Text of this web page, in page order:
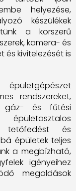
helyezése,
készülékek
a korszerű
kamera- és
és kivitelezését is
rendszereket,
gáz- és fűtési
épületasztalos
tetőfedést és
épületek teljes
a megbízható,
igényeihez
megoldások